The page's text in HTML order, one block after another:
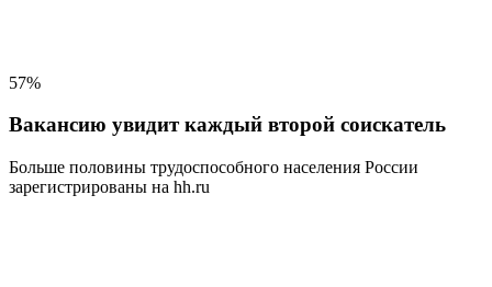
57%
Вакансию увидит каждый второй соискатель
Больше половины трудоспособного населения России
зарегистрированы на hh.ru